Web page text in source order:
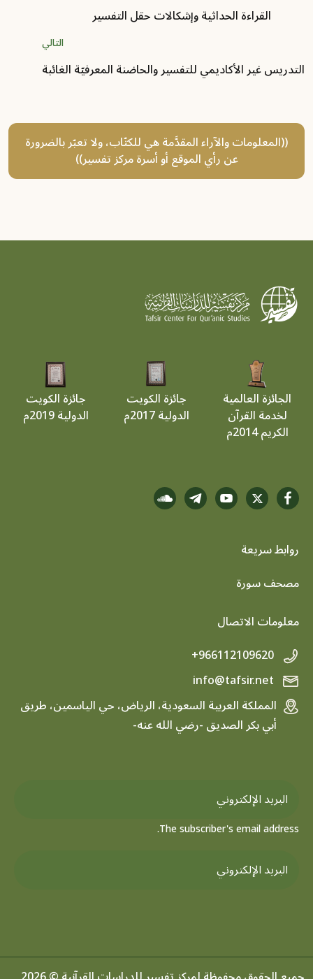
القراءة الحداثية وإشكالات حقل التفسير
التالي
التدريس غير الأكاديمي للتفسير والحاضنة المعرفيّة الغائبة
((المعلومات والآراء المقدَّمة هي للكتّاب، ولا تعبّر بالضرورة
عن رأي الموقع أو أسرة مركز تفسير))
الجائزة العالمية
لخدمة القرآن
الكريم 2014م
جائزة الكويت
الدولية 2017م
جائزة الكويت
الدولية 2019م
روابط سريعة
footer menu
مصحف سورة
معلومات الاتصال
+966112109620
info@tafsir.net
المملكة العربية السعودية، الرياض، حي الياسمين، طريق
أبي بكر الصديق -رضي الله عنه-
The subscriber's email address.